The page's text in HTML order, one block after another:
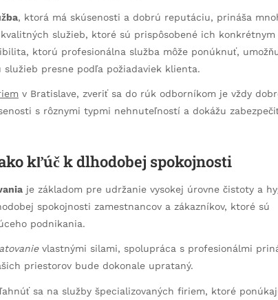
, ktorá má skúsenosti a dobrú reputáciu, prináša
služieb, ktoré sú prispôsobené ich konkrétnym
ktorú profesionálna služba môže ponúknuť,
presne podľa požiadaviek klienta.
v Bratislave, zveriť sa do rúk odborníkom je vždy
s rôznymi typmi nehnuteľností a dokážu
kľúč k dlhodobej spokojnosti
je základom pre udržanie vysokej úrovne čistoty a
spokojnosti zamestnancov a zákazníkov, ktoré sú
podnikania.
vlastnými silami, spolupráca s profesionálmi
priestorov bude dokonale uprataný.
sa na služby špecializovaných firiem, ktoré